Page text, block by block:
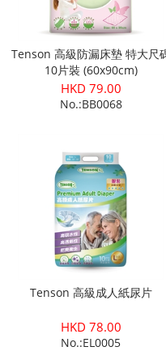
Tenson 高級防漏床墊 特大尺
10片裝 (60x90cm)
HKD 79.00
No.:BB0068
Tenson 高級成人紙尿片
HKD 78.00
No.:EL0005